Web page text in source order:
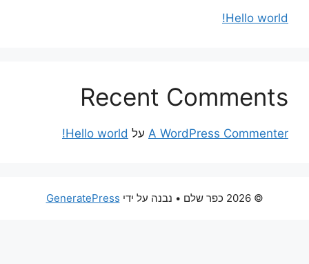
Hello world!
Recent Comments
A WordPress Commenter על Hello world!
© 2026 כפר שלם • נבנה על ידי GeneratePress